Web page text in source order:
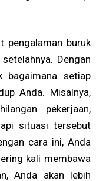
pengalaman buruk
Dengan
bagaimana setiap
Anda. Misalnya,
pekerjaan,
situasi tersebut
cara ini, Anda
kali membawa
Anda akan lebih